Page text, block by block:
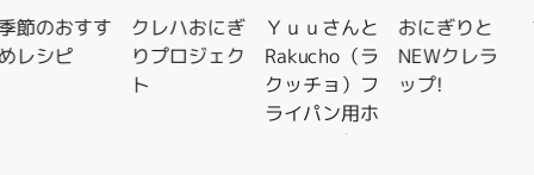
のおすす
シピ
クレハおにぎ
りプロジェク
ト
Ｙｕｕさんと
Rakucho（ラ
クッチョ）フ
ライパン用ホ
イルシートレ
おにぎりと
NEWクレラ
ップ!